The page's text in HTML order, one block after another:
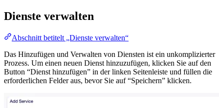
Dienste verwalten
Abschnitt betitelt „Dienste verwalten“
Das Hinzufügen und Verwalten von Diensten ist ein unkomplizierter
Prozess. Um einen neuen Dienst hinzuzufügen, klicken Sie auf den
Button “Dienst hinzufügen” in der linken Seitenleiste und füllen die
erforderlichen Felder aus, bevor Sie auf “Speichern” klicken.